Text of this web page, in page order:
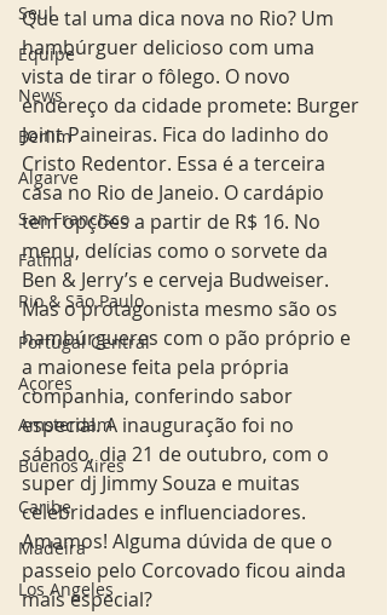
Seul
Equipe
News
Berlim
Algarve
San Francisco
Fatima
Rio & São Paulo
Portugal Central
Açores
Amsterdam
Buenos Aires
Caribe
Madeira
Los Angeles
Que tal uma dica nova no Rio? Um
hambúrguer delicioso com uma
vista de tirar o fôlego. O novo
endereço da cidade promete: Burger
Joint Paineiras. Fica do ladinho do
Cristo Redentor. Essa é a terceira
casa no Rio de Janeio. O cardápio
tem opções a partir de R$ 16. No
menu, delícias como o sorvete da
Ben & Jerry’s e cerveja Budweiser.
Mas o protagonista mesmo são os
hambúrgueres com o pão próprio e
a maionese feita pela própria
companhia, conferindo sabor
especial. A inauguração foi no
sábado, dia 21 de outubro, com o
super dj Jimmy Souza e muitas
celebridades e influenciadores.
Amamos! Alguma dúvida de que o
passeio pelo Corcovado ficou ainda
mais especial?